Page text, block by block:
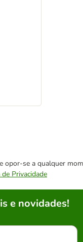
se a qualquer
Privacidade
e novidades!